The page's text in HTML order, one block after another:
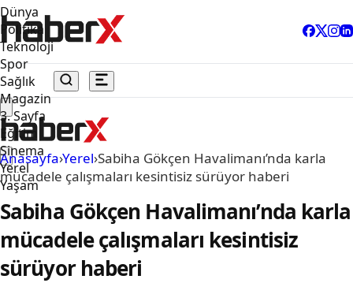
Dünya
Politika
Teknoloji
Spor
Sağlık
Magazin
3. Sayfa
Eğitim
Sinema
Yerel
Yaşam
Anasayfa›Yerel›Sabiha Gökçen Havalimanı’nda karla
mücadele çalışmaları kesintisiz sürüyor haberi
Sabiha Gökçen Havalimanı’nda karla
mücadele çalışmaları kesintisiz
sürüyor haberi